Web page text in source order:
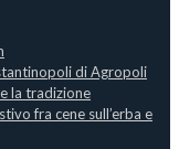
di Agropoli
la tradizione
fra cene sull’erba e